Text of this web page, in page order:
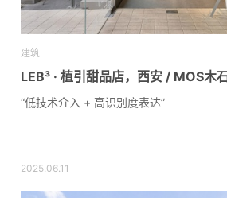
建筑
LEB³ · 植引甜品店，西安 / MOS木
“低技术介入 + 高识别度表达”
2025.06.11